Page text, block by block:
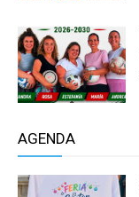
AGENDA